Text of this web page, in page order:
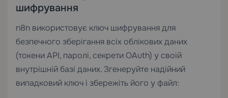
шифрування
n8n використовує ключ шифрування для
безпечного зберігання всіх облікових даних
(токени API, паролі, секрети OAuth) у своій
внутрішній базі даних. Згенеруйте надійний
випадковий ключ і збережіть його у файл: